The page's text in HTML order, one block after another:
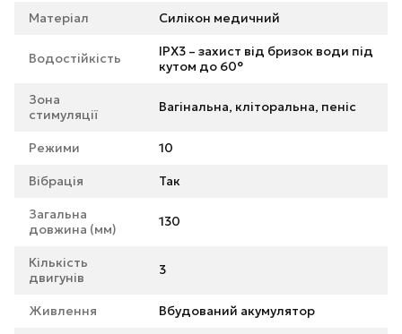
Матеріал Силікон медичний
Водостійкість
IPX3 – захист від бризок води під
кутом до 60°
Зона
стимуляції
Вагінальна, кліторальна, пеніс
Режими 10
Вібрація Так
Загальна
довжина (мм)
130
Кількість
двигунів
3
Живлення Вбудований акумулятор